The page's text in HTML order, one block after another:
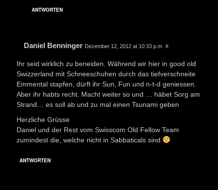
ANTWORTEN
Daniel Benninger Dezember 12, 2012 at 10:33 p.m. #
Ihr seid wirklich zu beneiden. Während wir hier in good old
Swizzerland mit Schneeschuhen durch das tiefverschneite
Emmental stapfen, dürft ihr Sun, Fun und n-t-d geniessen.
Aber ihr habts recht. Macht weiter so und … häbet Sorg am
Strand… es soll ab und zu mal einen Tsunami geben
Herzliche Grüsse
Daniel und der Rest vom Swisscom Old Fellow Team
zumindest die, welche nicht in Sabbaticals sind
ANTWORTEN